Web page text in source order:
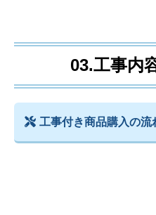
03.工事内
工事付き商品購入の流